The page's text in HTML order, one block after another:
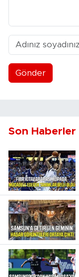
Gönder
Son Haberler